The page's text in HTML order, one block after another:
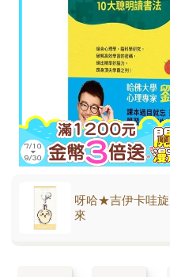
呀哈★吉伊卡哇
來